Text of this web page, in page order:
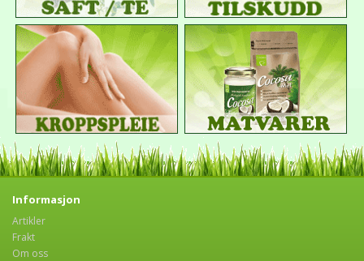
Informasjon
Artikler
Frakt
Om oss